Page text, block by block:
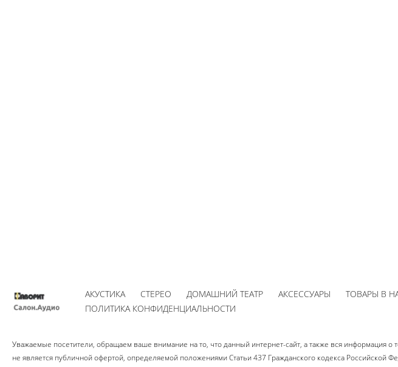
АКУСТИКА СТЕРЕО ДОМАШНИЙ ТЕАТР АКСЕССУАРЫ ТОВАРЫ В
ПОЛИТИКА КОНФИДЕНЦИАЛЬНОСТИ
Уважаемые посетители, обращаем ваше внимание на то, что данный интернет-сайт, а также вся информация
не является публичной офертой, определяемой положениями Статьи 437 Гражданского кодекса Российской